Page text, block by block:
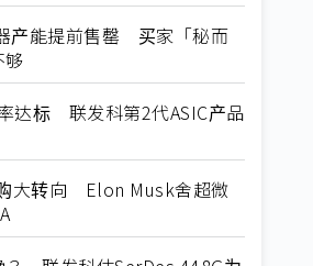
产能提前售罄 买家「秘而
够
达标 联发科第2代ASIC产品
大转向 Elon Musk舍超微